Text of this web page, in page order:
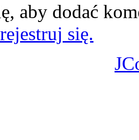
aby dodać
się.